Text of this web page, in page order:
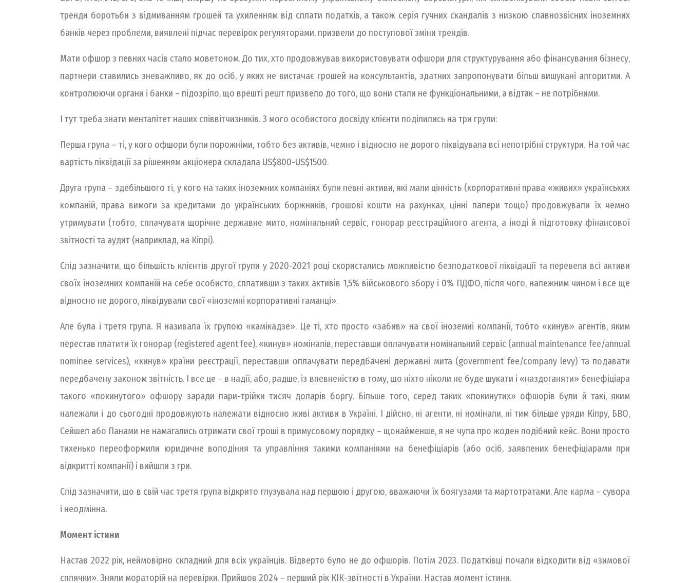
тренди боротьби з відмиванням грошей та ухиленням від сплати податків, а також серія гучних скандалів з низкою славнозвісних іноземних
банків через проблеми, виявлені підчас перевірок регуляторами, призвели до поступової зміни трендів.
Мати офшор з певних часів стало моветоном. До тих, хто продовжував використовувати офшори для структурування або фінансування бізнесу,
партнери ставились зневажливо, як до осіб, у яких не вистачає грошей на консультантів, здатних запропонувати більш вишукані алгоритми. А
контролюючи органи і банки – підозріло, що врешті решт призвело до того, що вони стали не функціональними, а відтак – не потрібними.
І тут треба знати менталітет наших співвітчизників. З мого особистого досвіду клієнти поділились на три групи:
Перша група – ті, у кого офшори були порожніми, тобто без активів, чемно і відносно не дорого ліквідувала всі непотрібні структури. На той час
вартість ліквідації за рішенням акціонера складала US$800-US$1500.
Друга група – здебільшого ті, у кого на таких іноземних компаніях були певні активи, які мали цінність (корпоративні права «живих» українських
компаній, права вимоги за кредитами до українських боржників, грошові кошти на рахунках, цінні папери тощо) продовжували їх чемно
утримувати (тобто, сплачувати щорічне державне мито, номінальний сервіс, гонорар реєстраційного агента, а іноді й підготовку фінансової
звітності та аудит (наприклад, на Кіпрі).
Слід зазначити, що більшість клієнтів другої групи у 2020-2021 році скористались можливістю безподаткової ліквідації та перевели всі активи
своїх іноземних компаній на себе особисто, сплативши з таких активів 1,5% військового збору і 0% ПДФО, після чого, належним чином і все ще
відносно не дорого, ліквідували свої «іноземні корпоративні гаманці».
Але була і третя група. Я називала їх групою «камікадзе». Це ті, хто просто «забив» на свої іноземні компанії, тобто «кинув» агентів, яким
перестав платити їх гонорар (registered agent fee), «кинув» номіналів, переставши оплачувати номінальний сервіс (annual maintenance fee/annual
nominee services), «кинув» країни реєстрації, переставши оплачувати передбачені державні мита (government fee/company levy) та подавати
передбачену законом звітність. І все це – в надії, або, радше, із впевненістю в тому, що ніхто ніколи не буде шукати і «наздоганяти» бенефіціара
такого «покинутого» офшору заради пари-трійки тисяч доларів боргу. Більше того, серед таких «покинутих» офшорів були й такі, яким
належали і до сьогодні продовжують належати відносно живі активи в Україні. І дійсно, ні агенти, ні номінали, ні тим більше уряди Кіпру, БВО,
Сейшел або Панами не намагались отримати свої гроші в примусовому порядку – щонайменше, я не чула про жоден подібний кейс. Вони просто
тихенько переоформили юридичне володіння та управління такими компаніями на бенефіціарів (або осіб, заявлених бенефіціарами при
відкритті компанії) і вийшли з гри.
Слід зазначити, що в свій час третя група відкрито глузувала над першою і другою, вважаючи їх боягузами та мартотратами. Але карма – сувора
і неодмінна.
Момент істини
Настав 2022 рік, неймовірно складний для всіх українців. Відверто було не до офшорів. Потім 2023. Податківці почали відходити від «зимової
сплячки». Зняли мораторій на перевірки. Прийшов 2024 – перший рік КІК-звітності в України. Настав момент істини.